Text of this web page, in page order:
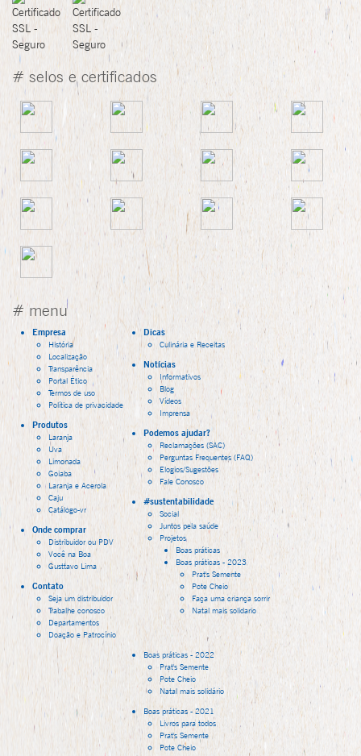
# selos e certificados
# menu
Empresa
História
Localização
Transparência
Portal Ético
Termos de uso
Política de privacidade
Produtos
Laranja
Uva
Limonada
Goiaba
Laranja e Acerola
Caju
Catálogo-vr
Onde comprar
Distribuidor ou PDV
Você na Boa
Gusttavo Lima
Contato
Seja um distribuidor
Trabalhe conosco
Departamentos
Doação e Patrocínio
Dicas
Culinária e Receitas
Notícias
Informativos
Blog
Vídeos
Imprensa
Podemos ajudar?
Reclamações (SAC)
Perguntas Frequentes (FAQ)
Elogios/Sugestões
Fale Conosco
#sustentabilidade
Social
Juntos pela saúde
Projetos
Boas práticas
Boas práticas - 2023
Prat's Semente
Pote Cheio
Faça uma criança sorrir
Natal mais solidario
Boas práticas - 2022
Prat's Semente
Pote Cheio
Natal mais solidário
Boas práticas - 2021
Livros para todos
Prat's Semente
Pote Cheio